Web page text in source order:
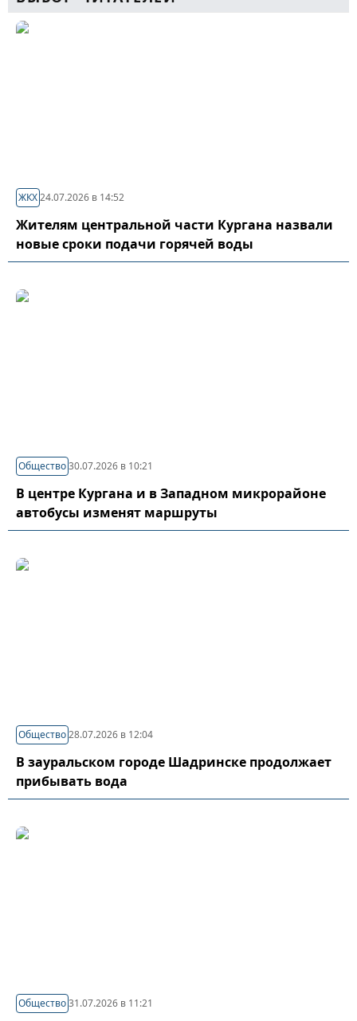
ЖКХ24.07.2026 в 14:52
Жителям центральной части Кургана назвали
новые сроки подачи горячей воды
Общество30.07.2026 в 10:21
В центре Кургана и в Западном микрорайоне
автобусы изменят маршруты
Общество28.07.2026 в 12:04
В зауральском городе Шадринске продолжает
прибывать вода
Общество31.07.2026 в 11:21